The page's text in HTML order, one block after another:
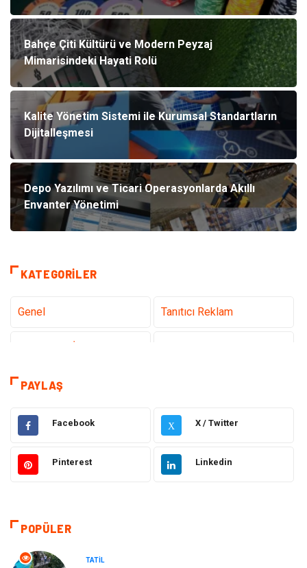
Bahçe Çiti Kültürü ve Modern Peyzaj
Mimarisindeki Hayati Rolü
Kalite Yönetim Sistemi ile Kurumsal Standartların
Dijitalleşmesi
Depo Yazılımı ve Ticari Operasyonlarda Akıllı
Envanter Yönetimi
KATEGORILER
Genel Tanıtıcı Reklam
Teknoloji & İnternet
Eğitim & Kariyer
Hukuk Moda
Gündem Elektronik
Dekorasyon
Tatil
PAYLAŞ
Facebook X X / Twitter
Pinterest Linkedin
POPÜLER
TATIL